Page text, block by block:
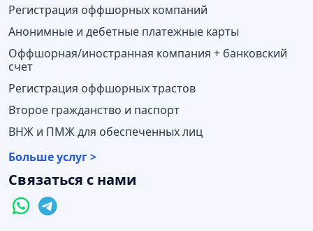
Регистрация оффшорных компаний
Анонимные и дебетные платежные карты
Оффшорная/иностранная компания + банковский
счет
Регистрация оффшорных трастов
Второе гражданство и паспорт
ВНЖ и ПМЖ для обеспеченных лиц
Больше услуг >
Связаться с нами